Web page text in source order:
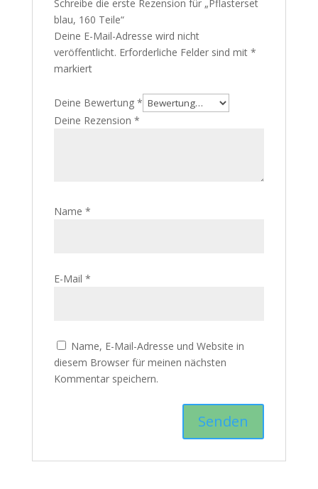
Schreibe die erste Rezension für „Pflasterset
blau, 160 Teile“
Deine E-Mail-Adresse wird nicht
veröffentlicht. Erforderliche Felder sind mit *
markiert
Deine Bewertung *
Deine Rezension *
Name *
E-Mail *
Name, E-Mail-Adresse und Website in
diesem Browser für meinen nächsten
Kommentar speichern.